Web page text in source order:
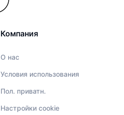
Компания
О нас
Условия использования
Пол. приватн.
Настройки cookie